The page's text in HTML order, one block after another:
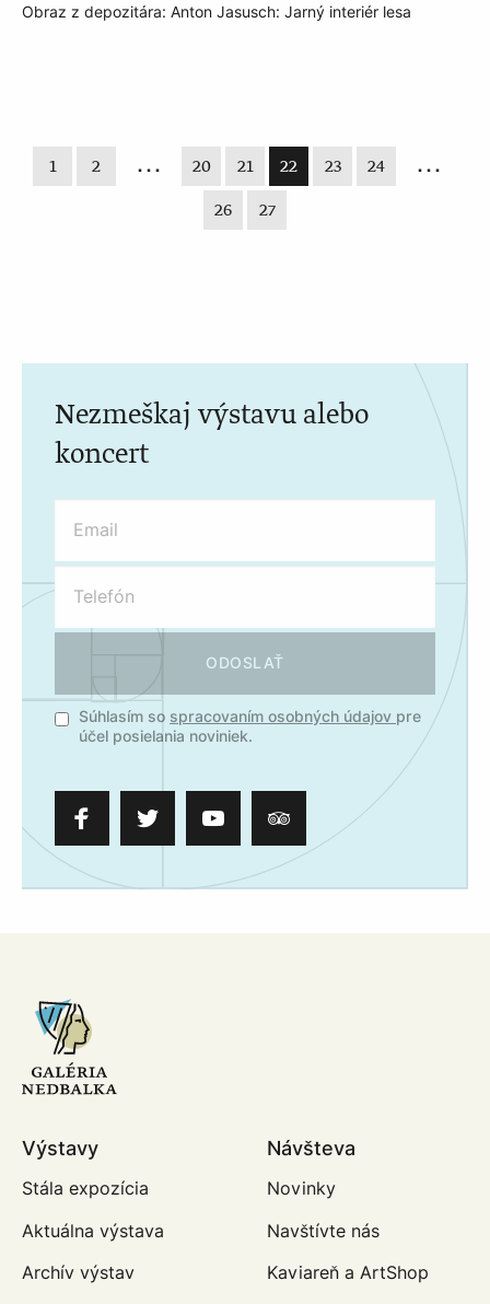
Obraz z depozitára: Anton Jasusch: Jarný interiér lesa
1 2 20 21 Nachádzate sa na stránke
22 23
24
26
27
Nezmeškaj výstavu alebo
koncert
ODOSLAŤ
Súhlasím so spracovaním osobných údajov pre
účel posielania noviniek.
Výstavy
Stála expozícia
Aktuálna výstava
Archív výstav
Návšteva
Novinky
Navštívte nás
Kaviareň a ArtShop